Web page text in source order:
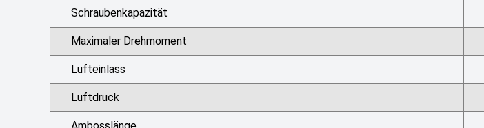
Schraubenkapazität
Maximaler Drehmoment
Lufteinlass
Luftdruck
Ambosslänge